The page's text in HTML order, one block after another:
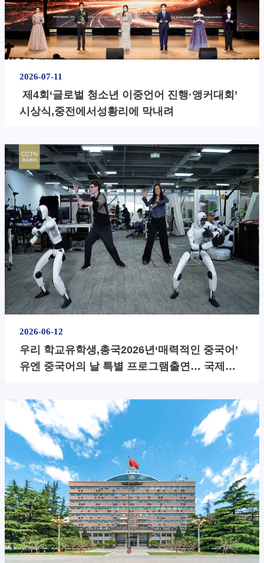
2026-07-11
​ 제4회‘글로벌 청소년 이중언어 진행·앵커대회’
시상식,중전에서성황리에 막내려
2026-06-12
​우리 학교유학생,총국2026년‘매력적인 중국어’
유엔 중국어의 날 특별 프로그램출연… 국제교